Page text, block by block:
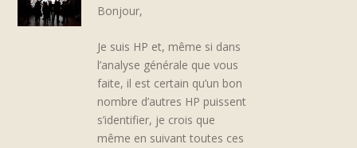
Bonjour,
Je suis HP et, même si dans
l’analyse générale que vous
faite, il est certain qu’un bon
nombre d’autres HP puissent
s’identifier, je crois que
même en suivant toutes ces